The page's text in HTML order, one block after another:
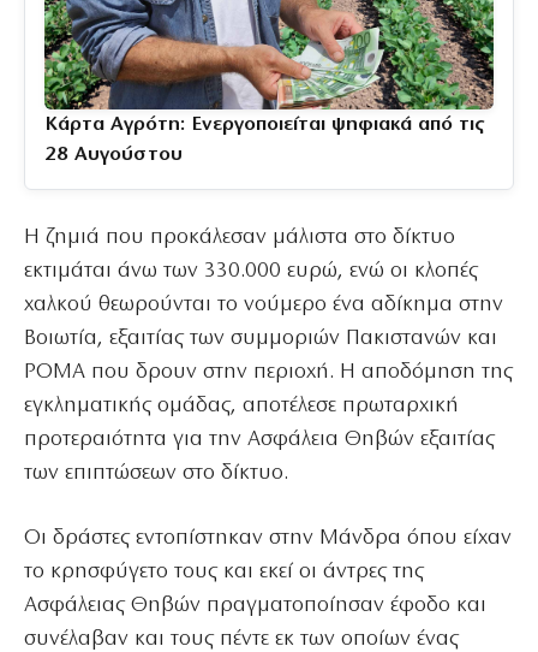
Κάρτα Αγρότη: Ενεργοποιείται ψηφιακά από τις
28 Αυγούστου
Η ζημιά που προκάλεσαν μάλιστα στο δίκτυο
εκτιμάται άνω των 330.000 ευρώ, ενώ οι κλοπές
χαλκού θεωρούνται το νούμερο ένα αδίκημα στην
Βοιωτία, εξαιτίας των συμμοριών Πακιστανών και
ΡΟΜΑ που δρουν στην περιοχή. Η αποδόμηση της
εγκληματικής ομάδας, αποτέλεσε πρωταρχική
προτεραιότητα για την Ασφάλεια Θηβών εξαιτίας
των επιπτώσεων στο δίκτυο.
Οι δράστες εντοπίστηκαν στην Μάνδρα όπου είχαν
το κρησφύγετο τους και εκεί οι άντρες της
Ασφάλειας Θηβών πραγματοποίησαν έφοδο και
συνέλαβαν και τους πέντε εκ των οποίων ένας